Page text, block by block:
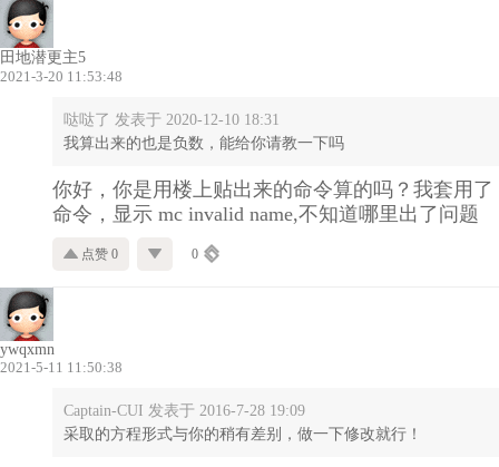
田地潜更主5
2021-3-20 11:53:48
哒哒了 发表于 2020-12-10 18:31
我算出来的也是负数，能给你请教一下吗
你好，你是用楼上贴出来的命令算的吗？我套用了
命令，显示 mc invalid name,不知道哪里出了问题
点赞 0 0
ywqxmn
2021-5-11 11:50:38
Captain-CUI 发表于 2016-7-28 19:09
采取的方程形式与你的稍有差别，做一下修改就行！